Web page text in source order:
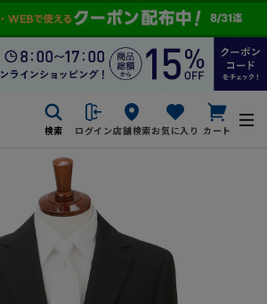
検索 ログイン店舗検索お気に入り カート